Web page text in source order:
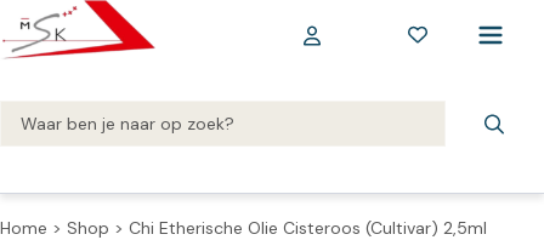
Home > Shop > Chi Etherische Olie Cisteroos (Cultivar) 2,5ml